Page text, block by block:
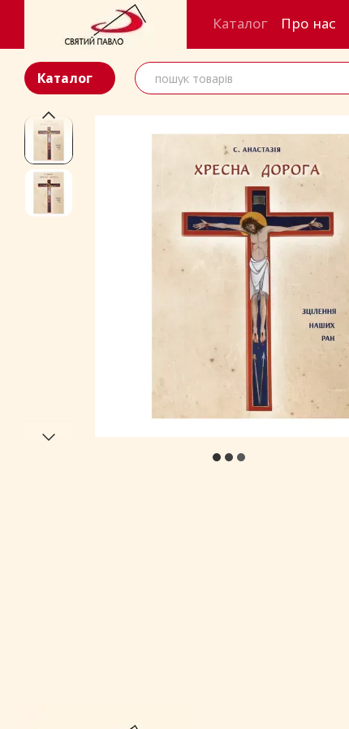
Перейти до основного контенту
Каталог Про нас
Каталог